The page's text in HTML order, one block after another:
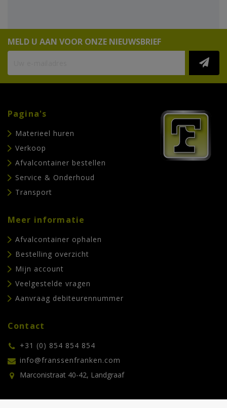
MELD U AAN VOOR ONZE NIEUWSBRIEF
Pagina's
Materieel huren
Verkoop
Afvalcontainer bestellen
Service & Onderhoud
Transport
Meer informatie
Afvalcontainer ophalen
Bestelling overzicht
Mijn account
Veelgestelde vragen
Aanvraag debiteurennummer
Contact
+31 (0) 854 854 854
info@franssenfranken.com
Marconistraat 40-42, Landgraaf